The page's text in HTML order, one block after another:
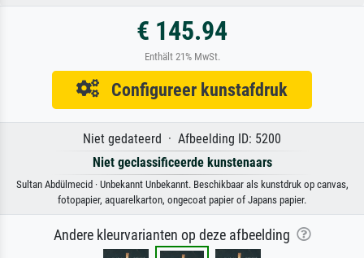
€ 145.94
Enthält 21% MwSt.
Configureer kunstafdruk
Niet gedateerd · Afbeelding ID: 5200
Niet geclassificeerde kunstenaars
Sultan Abdülmecid · Unbekannt Unbekannt. Beschikbaar als kunstdruk op canvas,
fotopapier, aquarelkarton, ongecoat papier of Japans papier.
Andere kleurvarianten op deze afbeelding